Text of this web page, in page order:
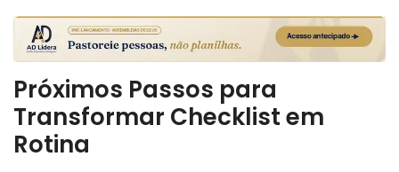
Próximos Passos para
Transformar Checklist em
Rotina